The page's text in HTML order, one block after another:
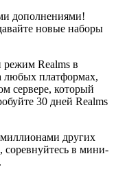
дополнениями!
новые наборы
режим Realms в
любых платформах,
сервере, который
30 дней Realms
других
соревнуйтесь в мини-